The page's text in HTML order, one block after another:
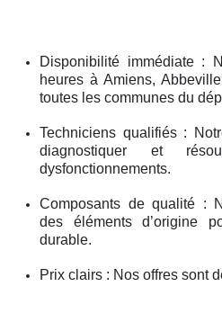
Disponibilité immédiate :
heures à Amiens,
toutes les communes du
Techniciens qualifiés :
diagnostiquer et
dysfonctionnements.
Composants de qualité :
des éléments d’origine
durable.
Prix clairs : Nos offres sont